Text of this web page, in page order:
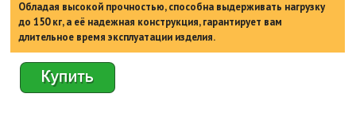
Обладая высокой прочностью, способна выдерживать нагрузку
до 150 кг, а её надежная конструкция, гарантирует вам
длительное время эксплуатации изделия.